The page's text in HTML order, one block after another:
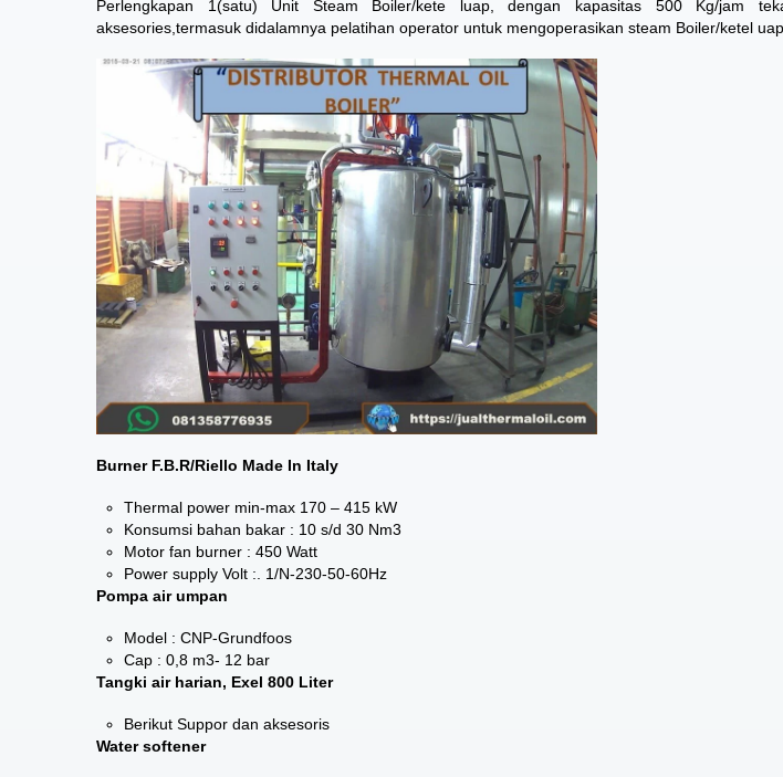
Perlengkapan 1(satu) Unit Steam Boiler/kete luap, dengan kapasitas 500 Kg/jam
aksesories,termasuk didalamnya pelatihan operator untuk mengoperasikan steam Boiler/ketel
Burner F.B.R/Riello Made In Italy
Thermal power min-max 170 – 415 kW
Konsumsi bahan bakar : 10 s/d 30 Nm3
Motor fan burner : 450 Watt
Power supply Volt :. 1/N-230-50-60Hz
Pompa air umpan
Model : CNP-Grundfoos
Cap : 0,8 m3- 12 bar
Tangki air harian, Exel 800 Liter
Berikut Suppor dan aksesoris
Water softener